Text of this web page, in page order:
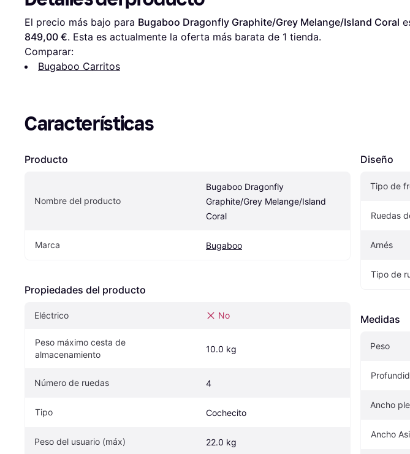
El precio más bajo para Bugaboo Dragonfly Graphite/Grey Melange/Island Coral
849,00 €. Esta es actualmente la oferta más barata de 1 tienda.
Comparar:
Bugaboo Carritos
Características
Producto
Nombre del producto
Bugaboo Dragonfly
Graphite/Grey Melange/Island
Coral
Marca Bugaboo
Propiedades del producto
Eléctrico No
Peso máximo cesta de
almacenamiento
10.0 kg
Número de ruedas 4
Tipo Cochecito
Peso del usuario (máx) 22.0 kg
Diseño
Tipo de
Ruedas
Arnés
Tipo de
Medidas
Peso
Ancho
Ancho